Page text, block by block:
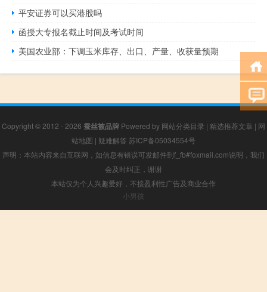
平安证券可以买港股吗
函授大专报名截止时间及考试时间
美国农业部：下调玉米库存、出口、产量、收获量预期
Copyright © 2012 - 2026 蚕丝被品牌 Powered by 网站分类目录 | 精选推荐文章 | 网
站地图 | 疑难解答 苏ICP备05034554号
声明：本站内容来自互联网，如信息有错误可发邮件到f_fb#foxmail.com说明，我们
会及时纠正，谢谢
本站仅为个人兴趣爱好，不接盈利性广告及商业合作
小男孩